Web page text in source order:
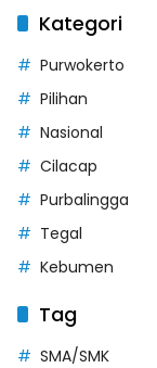
Kategori
Purwokerto
Pilihan
Nasional
Cilacap
Purbalingga
Tegal
Kebumen
Tag
SMA/SMK